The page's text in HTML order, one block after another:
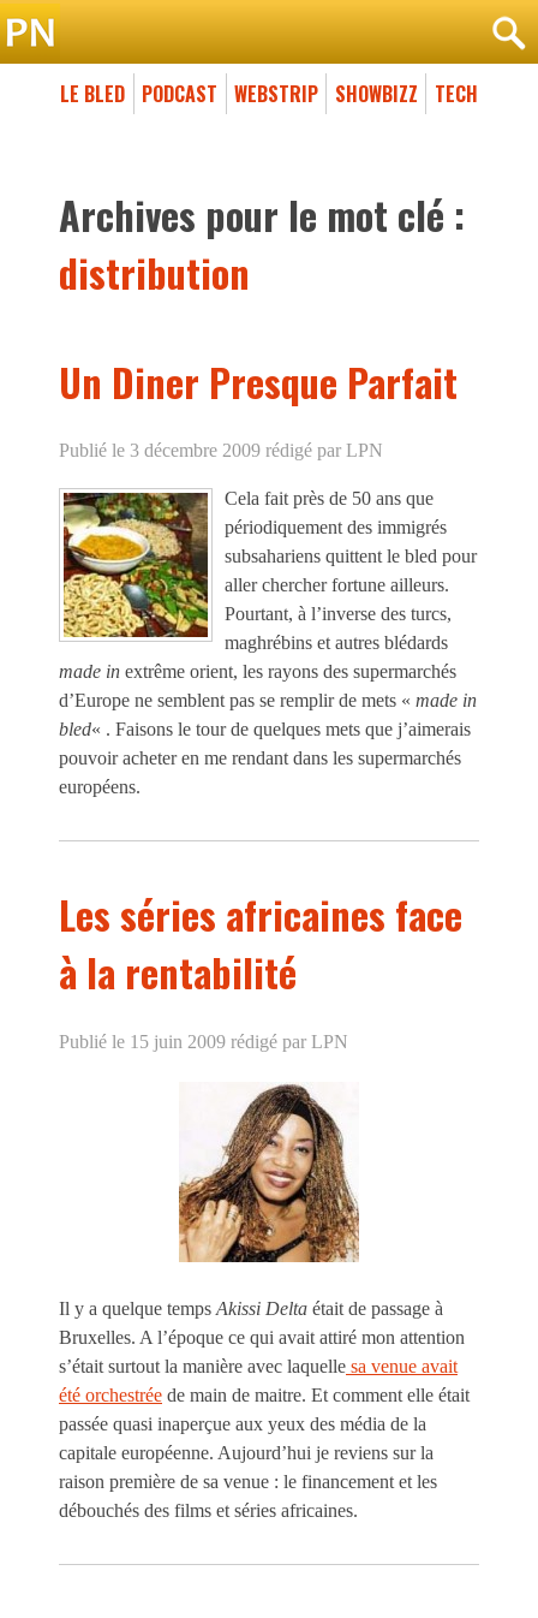
LE BLED PODCAST WEBSTRIP SHOWBIZZ TECH
Archives pour le mot clé :
distribution
Un Diner Presque Parfait
Publié le 3 décembre 2009 rédigé par LPN
Cela fait près de 50 ans que
périodiquement des immigrés
subsahariens quittent le bled pour
aller chercher fortune ailleurs.
Pourtant, à l’inverse des turcs,
maghrébins et autres blédards
made in extrême orient, les rayons des supermarchés
d’Europe ne semblent pas se remplir de mets « made in
bled« . Faisons le tour de quelques mets que j’aimerais
pouvoir acheter en me rendant dans les supermarchés
européens.
Les séries africaines face
à la rentabilité
Publié le 15 juin 2009 rédigé par LPN
Il y a quelque tempsAkissi Delta était de passage à
Bruxelles. A l’époque ce qui avait attiré mon attention
s’était surtout la manière avec laquelle sa venue avait
été orchestrée de main de maitre. Et comment elle était
passée quasi inaperçue aux yeux des média de la
capitale européenne. Aujourd’hui je reviens sur la
raison première de sa venue : le financement et les
débouchés des films et séries africaines.